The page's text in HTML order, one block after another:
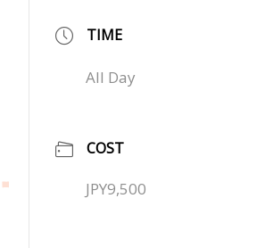
TIME
All Day
COST
JPY9,500